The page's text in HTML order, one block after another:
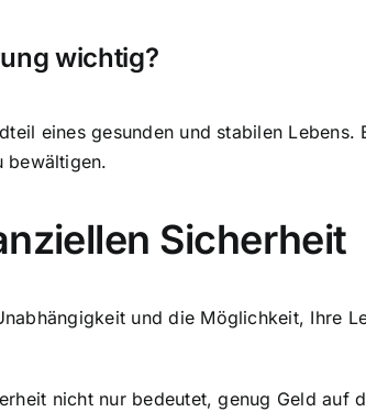
wichtig?
eines gesunden und stabilen
bewältigen.
Sicherheit
und die Möglichkeit, Ihre
nicht nur bedeutet, genug Geld auf